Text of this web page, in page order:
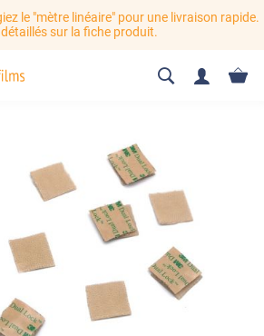
le "mètre linéaire" pour une livraison rapide.
détaillés sur la fiche produit.